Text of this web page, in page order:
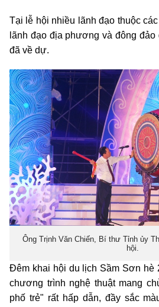
Tại lễ hội nhiều lãnh đạo thuộc
lãnh đạo địa phương và đông
đã về dự.
Ông Trịnh Văn Chiến, Bí thư Tỉnh ủy
hội.
Đêm khai hội du lịch Sầm Sơn hè
chương trình nghệ thuật mang
phố trẻ" rất hấp dẫn, đầy sắc